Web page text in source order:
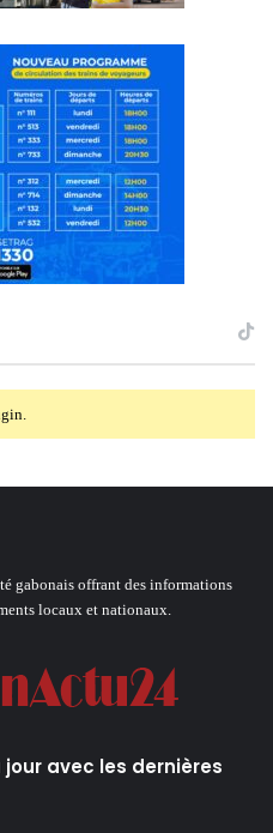
gabonais offrant des informations
locaux et nationaux.
avec les dernières